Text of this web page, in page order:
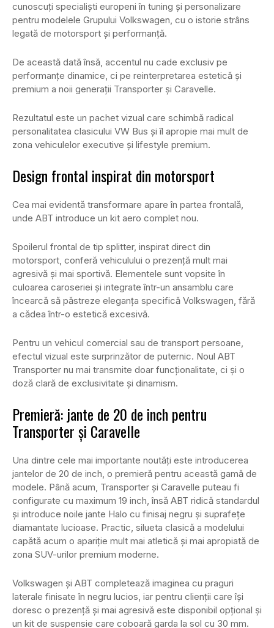
cunoscuți specialiști europeni în tuning și personalizare
pentru modelele Grupului Volkswagen, cu o istorie strâns
legată de motorsport și performanță.
De această dată însă, accentul nu cade exclusiv pe
performanțe dinamice, ci pe reinterpretarea estetică și
premium a noii generații Transporter și Caravelle.
Rezultatul este un pachet vizual care schimbă radical
personalitatea clasicului VW Bus și îl apropie mai mult de
zona vehiculelor executive și lifestyle premium.
Design frontal inspirat din motorsport
Cea mai evidentă transformare apare în partea frontală,
unde ABT introduce un kit aero complet nou.
Spoilerul frontal de tip splitter, inspirat direct din
motorsport, conferă vehiculului o prezență mult mai
agresivă și mai sportivă. Elementele sunt vopsite în
culoarea caroseriei și integrate într-un ansamblu care
încearcă să păstreze eleganța specifică Volkswagen, fără
a cădea într-o estetică excesivă.
Pentru un vehicul comercial sau de transport persoane,
efectul vizual este surprinzător de puternic. Noul ABT
Transporter nu mai transmite doar funcționalitate, ci și o
doză clară de exclusivitate și dinamism.
Premieră: jante de 20 de inch pentru
Transporter și Caravelle
Una dintre cele mai importante noutăți este introducerea
jantelor de 20 de inch, o premieră pentru această gamă de
modele. Până acum, Transporter și Caravelle puteau fi
configurate cu maximum 19 inch, însă ABT ridică standardul
și introduce noile jante Halo cu finisaj negru și suprafețe
diamantate lucioase. Practic, silueta clasică a modelului
capătă acum o apariție mult mai atletică și mai apropiată de
zona SUV-urilor premium moderne.
Volkswagen și ABT completează imaginea cu praguri
laterale finisate în negru lucios, iar pentru clienții care își
doresc o prezență și mai agresivă este disponibil opțional și
un kit de suspensie care coboară garda la sol cu 30 mm.